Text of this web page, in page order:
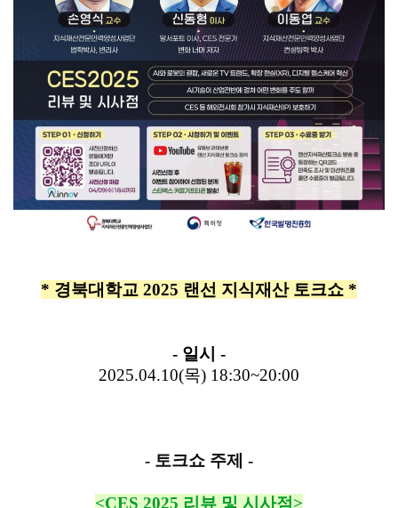
* 경북대학교 2025 랜선 지식재산 토크쇼 *
- 일시 -
2025.04.10(목) 18:30~20:00
- 토크쇼 주제 -
<CES 2025 리뷰 및 시사점>